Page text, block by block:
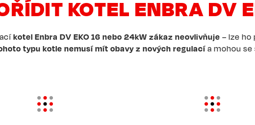
KOTEL ENBRA DV
kotel Enbra DV EKO 16 nebo 24kW zákaz neovlivňuje – lze ho
typu kotle nemusí mít obavy z nových regulacía mohou se
Image Image